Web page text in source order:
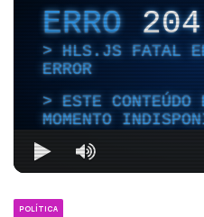
ERRO204
HLS.JS FATAL
ERROR
ESTE CONTEÚDO
MOMENTO
POLÍTICA